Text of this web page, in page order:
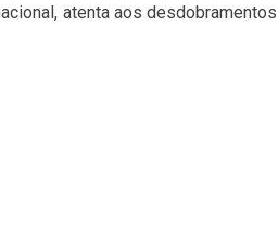
atenta aos desdobramentos